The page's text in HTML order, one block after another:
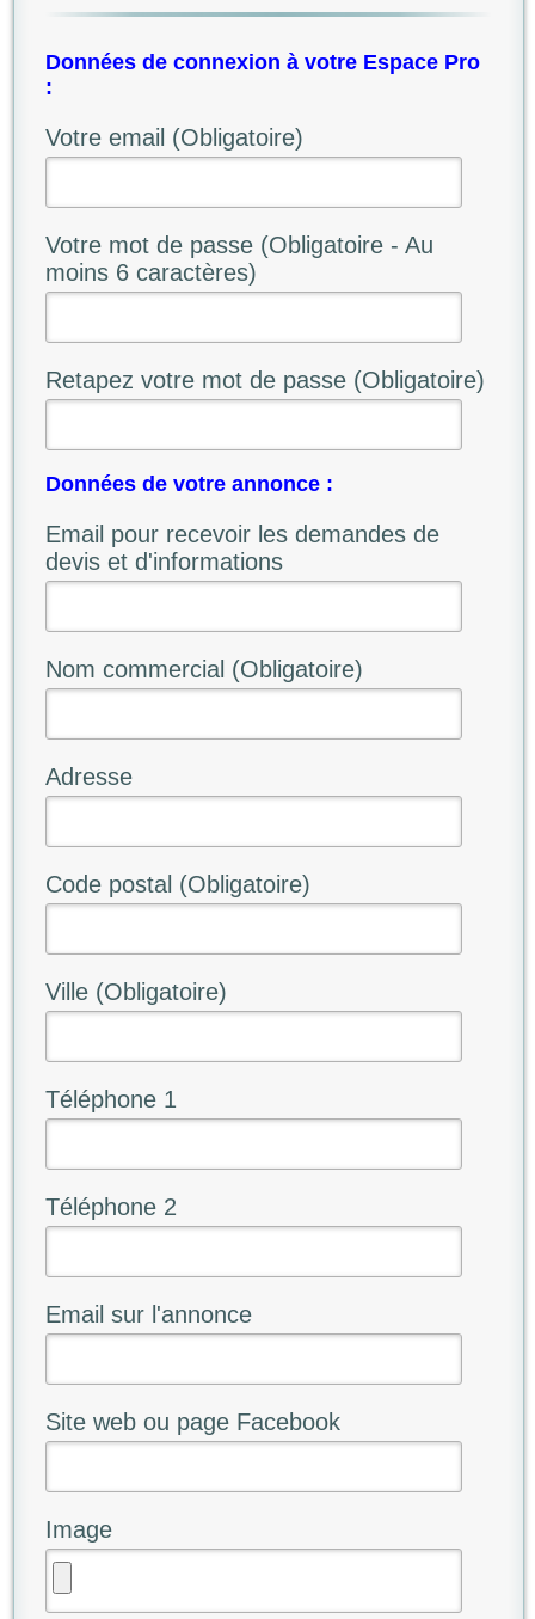
Données de connexion à votre Espace Pro
:
Votre email (Obligatoire)
Votre mot de passe (Obligatoire - Au
moins 6 caractères)
Retapez votre mot de passe (Obligatoire)
Données de votre annonce :
Email pour recevoir les demandes de
devis et d'informations
Nom commercial (Obligatoire)
Adresse
Code postal (Obligatoire)
Ville (Obligatoire)
Téléphone 1
Téléphone 2
Email sur l'annonce
Site web ou page Facebook
Image